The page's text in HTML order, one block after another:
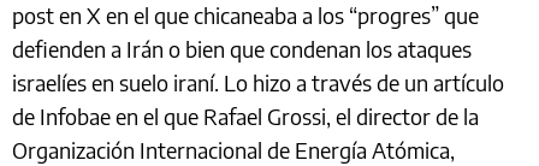
post en X en el que chicaneaba a los “progres” que
defienden a Irán o bien que condenan los ataques
israelíes en suelo iraní. Lo hizo a través de un artículo
de Infobae en el que Rafael Grossi, el director de la
Organización Internacional de Energía Atómica,